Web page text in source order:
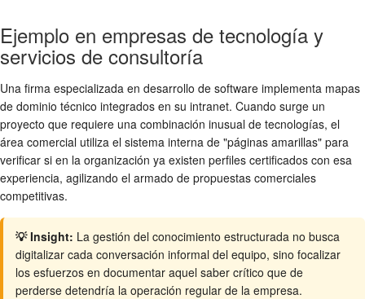
Ejemplo en empresas de tecnología y
servicios de consultoría
Una firma especializada en desarrollo de software implementa mapas
de dominio técnico integrados en su intranet. Cuando surge un
proyecto que requiere una combinación inusual de tecnologías, el
área comercial utiliza el sistema interna de "páginas amarillas" para
verificar si en la organización ya existen perfiles certificados con esa
experiencia, agilizando el armado de propuestas comerciales
competitivas.
💡 Insight: La gestión del conocimiento estructurada no busca
digitalizar cada conversación informal del equipo, sino focalizar
los esfuerzos en documentar aquel saber crítico que de
perderse detendría la operación regular de la empresa.